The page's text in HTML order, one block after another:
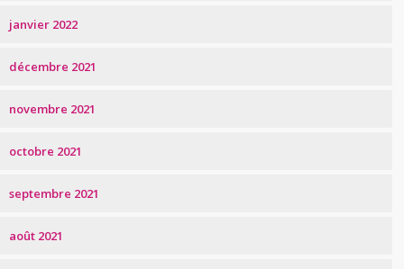
janvier 2022
décembre 2021
novembre 2021
octobre 2021
septembre 2021
août 2021